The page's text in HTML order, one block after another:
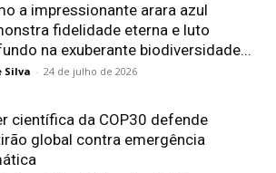
a impressionante arara azul
fidelidade eterna e luto
na exuberante biodiversidade...
Silva - 24 de julho de 2026
científica da COP30 defende
global contra emergência